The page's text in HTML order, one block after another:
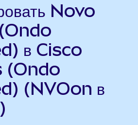
Novo
в Cisco
(Ondo
(NVOon в